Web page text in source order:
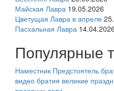
Майская Лавра 19.05.2026
Цветущая Лавра в апреле
Пасхальная Лавра 14.04.2026
Популярные
Наместник Предстоятель
видео братия великие